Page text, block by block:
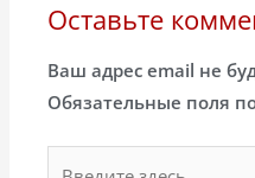
Оставьте
Ваш адрес email не
Обязательные поля